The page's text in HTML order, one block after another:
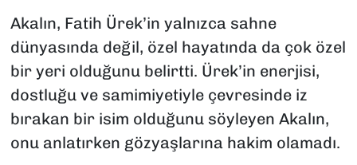
Akalın, Fatih Ürek’in yalnızca sahne
dünyasında değil, özel hayatında da çok özel
bir yeri olduğunu belirtti. Ürek’in enerjisi,
dostluğu ve samimiyetiyle çevresinde iz
bırakan bir isim olduğunu söyleyen Akalın,
onu anlatırken gözyaşlarına hakim olamadı.